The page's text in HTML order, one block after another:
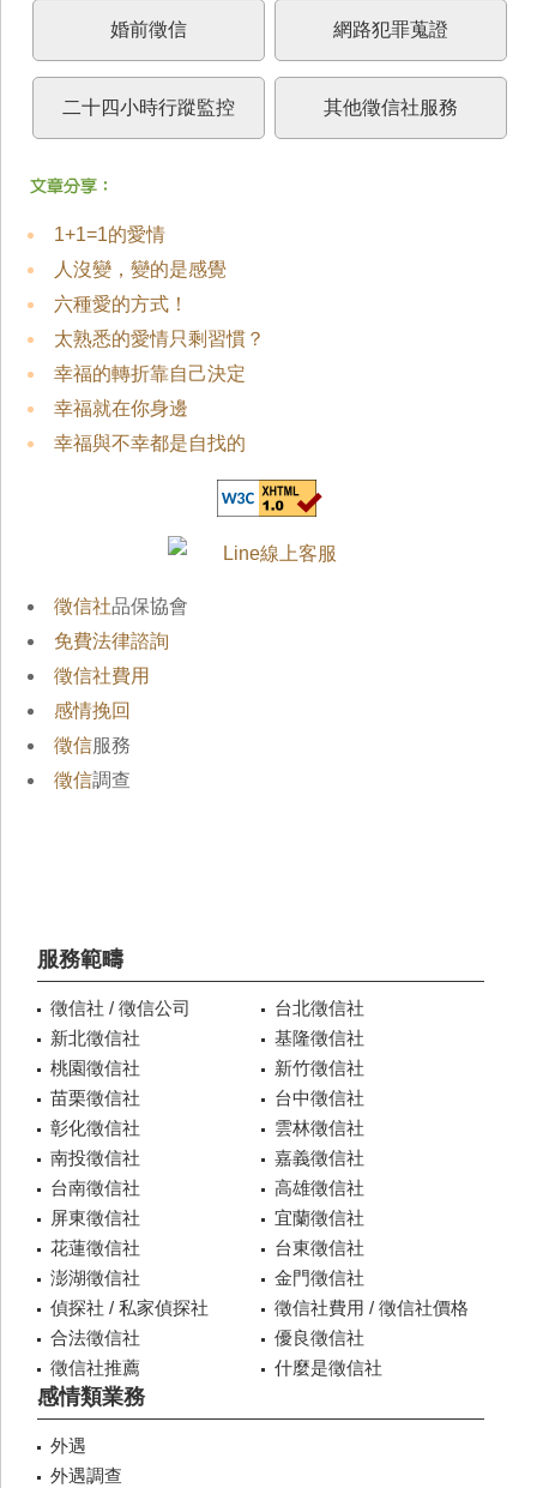
婚前徵信 網路犯罪蒐證
二十四小時行蹤監控 其他徵信社服務
1+1=1的愛情
人沒變，變的是感覺
六種愛的方式！
太熟悉的愛情只剩習慣？
幸福的轉折靠自己決定
幸福就在你身邊
幸福與不幸都是自找的
徵信社品保協會
免費法律諮詢
徵信社費用
感情挽回
徵信服務
徵信調查
服務範疇
徵信社 / 徵信公司
台北徵信社
新北徵信社
基隆徵信社
桃園徵信社
新竹徵信社
苗栗徵信社
台中徵信社
彰化徵信社
雲林徵信社
南投徵信社
嘉義徵信社
台南徵信社
高雄徵信社
屏東徵信社
宜蘭徵信社
花蓮徵信社
台東徵信社
澎湖徵信社
金門徵信社
偵探社 / 私家偵探社
徵信社費用 / 徵信社價格
合法徵信社
優良徵信社
徵信社推薦
什麼是徵信社
感情類業務
外遇
外遇調查